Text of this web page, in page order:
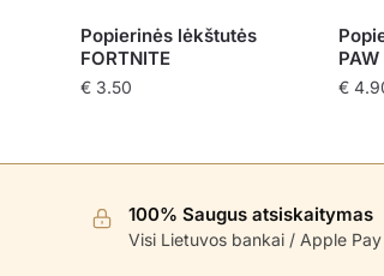
Popierinės lėkštutės
FORTNITE
€ 3.50
PAW
€
100% Saugus atsiskaitymas
Visi Lietuvos bankai / Apple Pay